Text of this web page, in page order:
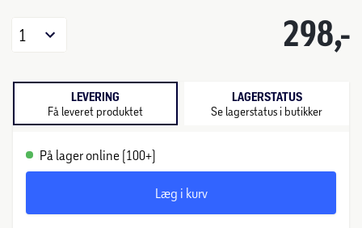
298,-
1
LEVERING
Få leveret produktet
LAGERSTATUS
Se lagerstatus i butikker
På lager online (100+)
Læg i kurv